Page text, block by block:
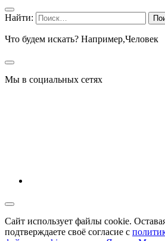
Найти:
Что будем искать? Например,Человек
Мы в социальных сетях
Сайт использует файлы cookie.
подтверждаете своё согласие с